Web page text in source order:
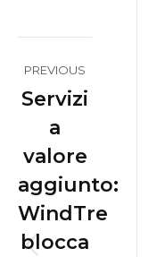
navigation
PREVIOUS
Servizi
a
valore
aggiunto:
WindTre
blocca